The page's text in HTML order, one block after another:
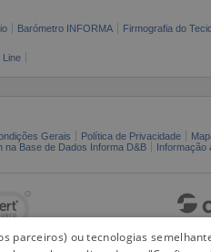
Barómetro INFORMA Firmografia do
Line
Gerais Política de Privacidade
na Base de Dados Informa D&B
Informação
parceiros) ou tecnologias